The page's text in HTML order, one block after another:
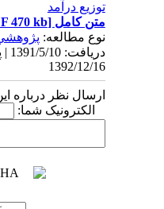
توزیع درآمد
متن کامل[PDF 470 kb]
نوع مطالعه:پژوهشي|
1392/12/16
ارسال نظر درباره
الکترونیک شما: